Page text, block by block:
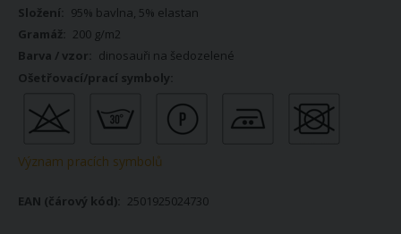
95% bavlna, 5% elastan
200 g/m2
dinosauři na šedozelené
Význam pracích symbolů
2501925024730